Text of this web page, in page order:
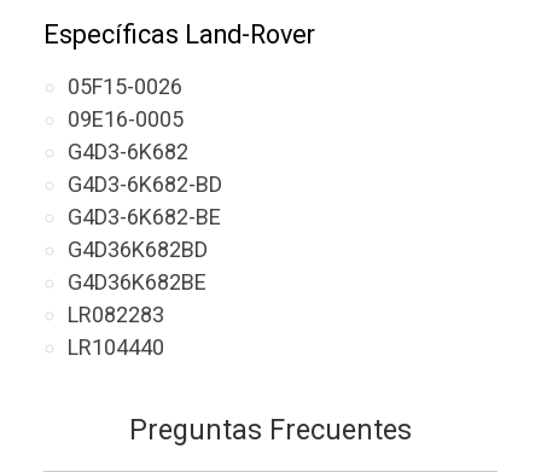
Específicas Land-Rover
05F15-0026
09E16-0005
G4D3-6K682
G4D3-6K682-BD
G4D3-6K682-BE
G4D36K682BD
G4D36K682BE
LR082283
LR104440
Preguntas Frecuentes